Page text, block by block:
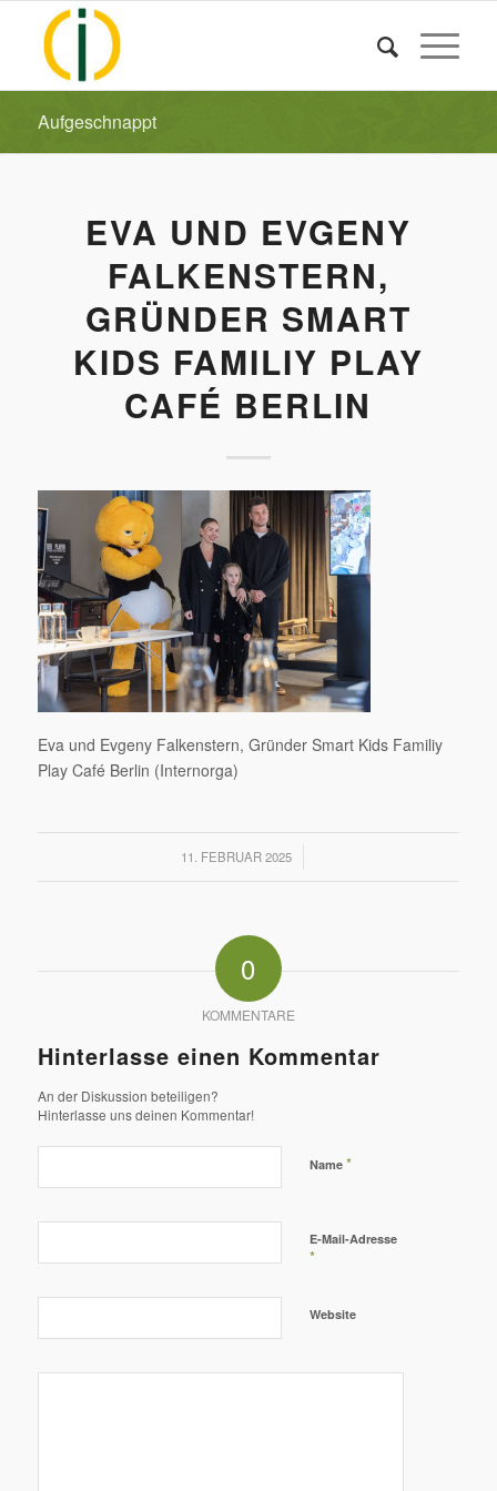
Aufgeschnappt
EVA UND EVGENY
FALKENSTERN,
GRÜNDER SMART
KIDS FAMILIY PLAY
CAFÉ BERLIN
Eva und Evgeny Falkenstern, Gründer Smart Kids Familiy
Play Café Berlin (Internorga)
11. FEBRUAR 2025
/
0
KOMMENTARE
Hinterlasse einen Kommentar
An der Diskussion beteiligen?
Hinterlasse uns deinen Kommentar!
Name *
E-Mail-Adresse
*
Website